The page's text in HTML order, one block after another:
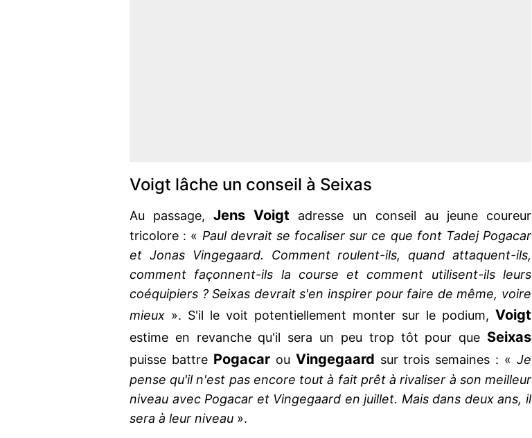
Voigt lâche un conseil à Seixas
Au passage,Jens Voigt adresse un conseil au jeune coureur
tricolore : « Paul devrait se focaliser sur ce que font Tadej Pogacar
et Jonas Vingegaard. Comment roulent-ils, quand attaquent-ils,
comment façonnent-ils la course et comment utilisent-ils leurs
coéquipiers ? Seixas devrait s'en inspirer pour faire de même, voire
mieux ». S'il le voit potentiellement monter sur le podium, Voigt
estime en revanche qu'il sera un peu trop tôt pour que Seixas
puisse battre Pogacar ou Vingegaard sur trois semaines : «Je
pense qu'il n'est pas encore tout à fait prêt à rivaliser à son meilleur
niveau avec Pogacar et Vingegaard en juillet. Mais dans deux ans, il
sera à leur niveau ».